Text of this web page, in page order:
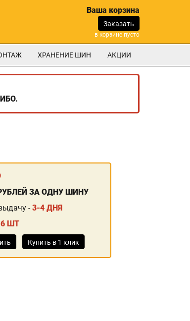
Ваша корзина
Заказать
в корзине пусто
ХРАНЕНИЕ ШИН АКЦИИ
ЗА ОДНУ ШИНУ
-3-4 ДНЯ
6 ШТ
Купить в 1 клик